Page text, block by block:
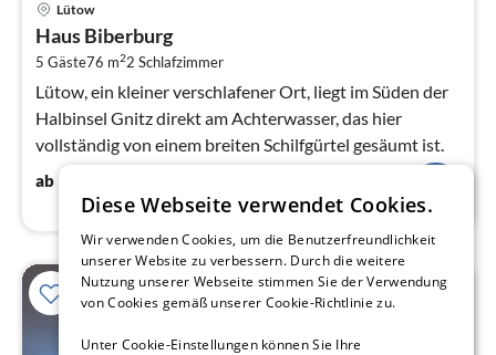
Lütow
Haus Biberburg
5 Gäste76 m22 Schlafzimmer
Lütow, ein kleiner verschlafener Ort, liegt im Süden der
Halbinsel Gnitz direkt am Achterwasser, das hier
vollständig von einem breiten Schilfgürtel gesäumt ist.
ab
Diese Webseite verwendet Cookies.
Wir verwenden Cookies, um die Benutzerfreundlichkeit
unserer Website zu verbessern. Durch die weitere
Nutzung unserer Webseite stimmen Sie der Verwendung
von Cookies gemäß unserer Cookie-Richtlinie zu.
Unter Cookie-Einstellungen können Sie Ihre